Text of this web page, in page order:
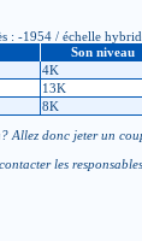
-1954 / échelle
Son niveau
4K
13K
8K
Allez donc jeter un
les